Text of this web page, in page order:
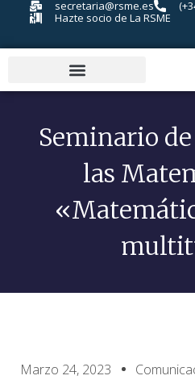
secretaria@rsme.es
Hazte socio de La RSME
Seminario
las
Marzo 24, 2023